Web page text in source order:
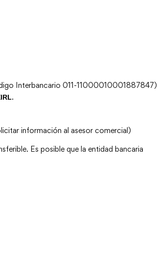
Interbancario 011-11000010001887847)
.
información al asesor comercial)
Es posible que la entidad bancaria